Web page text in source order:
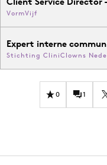
VormVijf
Expert interne
Stichting CliniClowns
0 1